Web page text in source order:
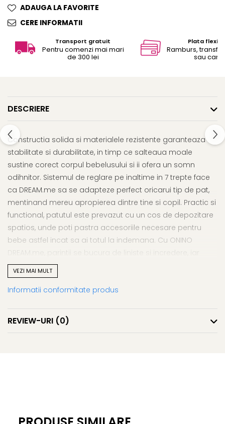
ADAUGA LA FAVORITE
CERE INFORMATII
Transport gratuit
Pentru comenzi mai mari
de 300 lei
Plata
Ramburs,
sau card
DESCRIERE
Constructia solida si materialele rezistente garanteaza
stabilitate si durabilitate, in timp ce salteaua moale
sustine corect corpul bebelusului si ii ofera un somn
odihnitor. Sistemul de reglare pe inaltime in 7 trepte face
ca DREAM.me sa se adapteze perfect oricarui tip de pat,
mentinand mereu apropierea dintre tine si copil. Practic si
functional, patutul este prevazut cu un cos de depozitare
spatios, unde poti pastra accesoriile necesare pentru
bebe astfel incat sa ai totul la indemana. Cu ONINO
DREAM.me, parintii se bucura de liniste si incredere, iar
bebelusul descopera un loc sigur si cald, unde fiecare vis
este vegheat cu grija.
VEZI MAI MULT
Informatii conformitate produs
REVIEW-URI (0)